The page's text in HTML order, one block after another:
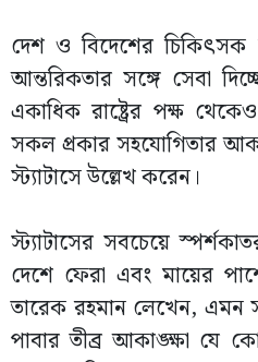
দেশ ও বিদেশের চিকিৎসক
আন্তরিকতার সঙ্গে সেবা
একাধিক রাষ্ট্রের পক্ষ
সকল প্রকার সহযোগিতার
স্ট্যাটাসে উল্লেখ করেন।
স্ট্যাটাসের সবচেয়ে
দেশে ফেরা এবং মায়ের
তারেক রহমান লেখেন, এমন
পাবার তীব্র আকাঙ্ক্ষা যে